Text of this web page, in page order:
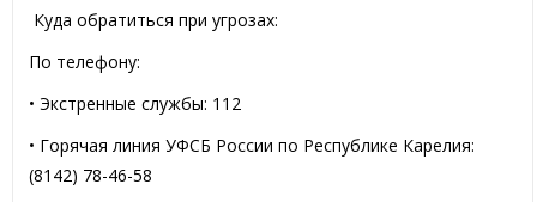
Куда обратиться при угрозах:
По телефону:
• Экстренные службы: 112
• Горячая линия УФСБ России по Республике Карелия:
(8142) 78-46-58